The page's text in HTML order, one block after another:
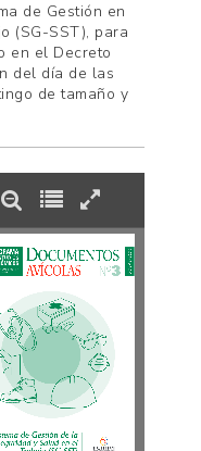
de Gestión en
(SG-SST), para
en el Decreto
del día de las
de tamaño y